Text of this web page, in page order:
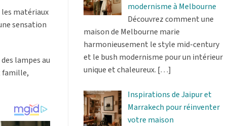
les matériaux
sensation
lampes au
famille,
modernisme à Melbourne
Découvrez comment une
maison de Melbourne marie
harmonieusement le style mid-century
et le bush modernisme pour un intérieur
unique et chaleureux. […]
Inspirations de Jaipur et
Marrakech pour réinventer
votre maison